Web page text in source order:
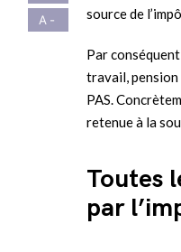
source de
Par
travail, pension
PAS.
retenue à la
Toutes
par